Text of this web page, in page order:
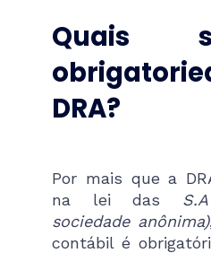
Quais
DRA?
Por mais que a
na lei das
sociedade anônima)
contábil é